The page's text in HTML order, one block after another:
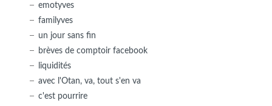
emotyves
familyves
un jour sans fin
brèves de comptoir facebook
liquidités
avec l'Otan, va, tout s'en va
c'est pourrire